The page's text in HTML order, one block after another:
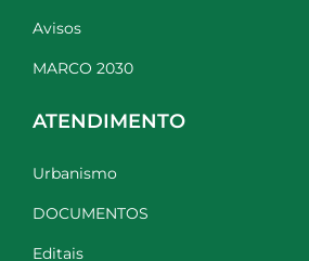
Avisos
MARCO 2030
ATENDIMENTO
Urbanismo
DOCUMENTOS
Editais